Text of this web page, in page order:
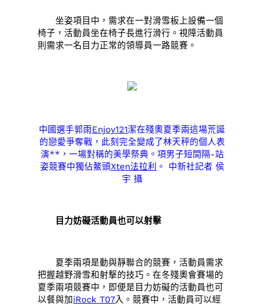
坐姿項目中，需求在一對滑雪板上設備一個
椅子，活動員坐在椅子長進行滑行。視障活動員
則需求一名目力正常的領導員一路競賽。
中國選手郭雨Enjoy121潔在殘奧夏季兩這場荒誕
的戀愛爭奪戰，此刻完全變成了林天秤的個人表
演**，一場對稱的美學祭典。項男子短間隔-站
姿競賽中獨佔鰲頭Xten法拉利 。 中新社記者 侯
宇 攝
目力妨礙活動員也可以射擊
夏季兩項是動與靜聯合的競賽，活動員需求
把握越野滑雪和射擊的技巧。在冬殘奧會賽場的
夏季兩項競賽中，即便是目力妨礙的活動員也可
以餐與加iRock T07入。競賽中，活動員可以經